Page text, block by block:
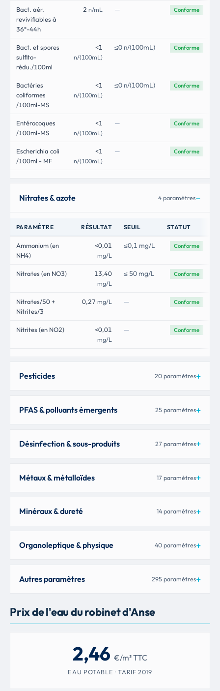
Bact. aér.
revivifiables à
36°-44h
2 n/mL — Conforme
Bact. et spores
sulfito-
rédu./100ml
<1
n/(100mL)
≤0 n/(100mL) Conforme
Bactéries
coliformes
/100ml-MS
<1
n/(100mL)
≤0 n/(100mL) Conforme
Entérocoques
/100ml-MS
<1
n/(100mL)
— Conforme
Escherichia coli
/100ml - MF
<1
n/(100mL)
— Conforme
Nitrates & azote 4 paramètres
PARAMÈTRE RÉSULTAT SEUIL STATUT
Ammonium (en
NH4)
<0,01
mg/L
≤0,1 mg/L Conforme
Nitrates (en NO3) 13,40
mg/L
≤ 50 mg/L Conforme
Nitrates/50 +
Nitrites/3
0,27 mg/L — Conforme
Nitrites (en NO2) <0,01
mg/L
— Conforme
Pesticides 20 paramètres
PFAS & polluants émergents 25 paramètres
Désinfection & sous-produits 27 paramètres
Métaux & métalloïdes 17 paramètres
Minéraux & dureté 14 paramètres
Organoleptique & physique 40 paramètres
Autres paramètres 295 paramètres
Prix de l'eau du robinet d'Anse
2,46 €/m³ TTC
EAU POTABLE · TARIF 2019